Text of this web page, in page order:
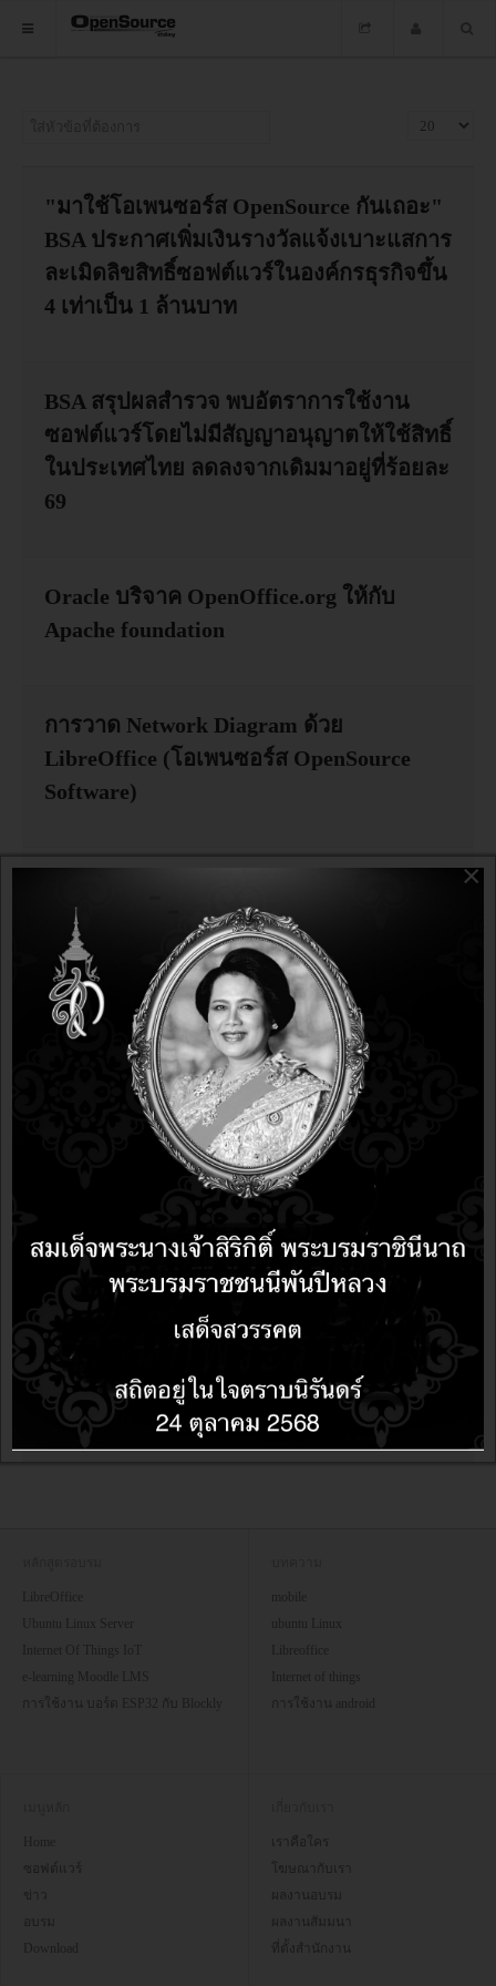
อบรม
DOWNLOAD
ซอฟต์แวร์
DOWNLOAD
แสดง #
"มาใช้โอเพนซอร์ส OpenSource กันเถอะ"
BSA ประกาศเพิ่มเงินรางวัลแจ้งเบาะแสการ
ละเมิดลิขสิทธิ์ซอฟต์แวร์ในองค์กรธุรกิจขึ้น
4 เท่าเป็น 1 ล้านบาท
BSA สรุปผลสำรวจ พบอัตราการใช้งาน
ซอฟต์แวร์โดยไม่มีสัญญาอนุญาตให้ใช้สิทธิ์
ในประเทศไทย ลดลงจากเดิมมาอยู่ที่ร้อยละ
69
Oracle บริจาค OpenOffice.org ให้กับ
Apache foundation
การวาด Network Diagram ด้วย
LibreOffice (โอเพนซอร์ส OpenSource
Software)
Freedom Day 2019 วันศุกร์ที่ 22 มีนาคม
2562
บก.ปอศ. บุกจับร้านจำหน่ายซอฟต์แวร์
เถื่อนภายในห้างดังอุบลฯ
อบรม LibreOffice ทดแทนซอฟต์แวร์เชิง
โอเพนซอร์สทูเดย์ OpenSource2day ขอ
เชิญทุกท่านร่วมงาน Document Freedom
Day 2017 Seminar & Workshop
LibreOffice 5.3 วันที่ 30 มีนาคม 2560 นี้
LibreOffice
Ubuntu Linux Server
Internet Of Things IoT
e-learning Moodle LMS
การใช้งาน บอร์ด ESP32 กับ Blockly
mobile
ubuntu Linux
Internet of things
การใช้งาน android
Home
ซอฟต์แวร์
ข่าว
อบรม
Download
เราคือใคร
โฆษณากับเรา
ผลงานอบรม
ผลงานสัมมนา
ที่ตั้งสำนักงาน
×